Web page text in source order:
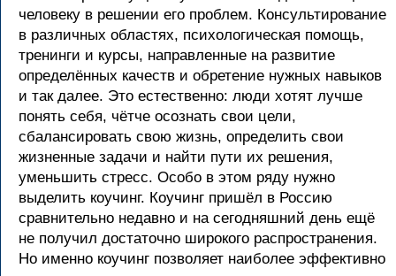
человеку в решении его проблем. Консультирование
в различных областях, психологическая помощь,
тренинги и курсы, направленные на развитие
определённых качеств и обретение нужных навыков
и так далее. Это естественно: люди хотят лучше
понять себя, чётче осознать свои цели,
сбалансировать свою жизнь, определить свои
жизненные задачи и найти пути их решения,
уменьшить стресс. Особо в этом ряду нужно
выделить коучинг. Коучинг пришёл в Россию
сравнительно недавно и на сегодняшний день ещё
не получил достаточно широкого распространения.
Но именно коучинг позволяет наиболее эффективно